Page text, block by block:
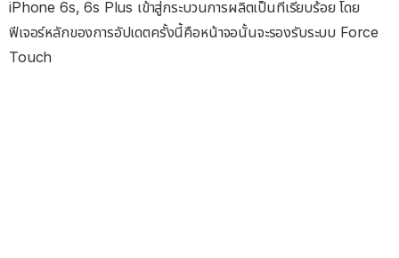
iPhone 6s, 6s Plus เข้าสู่กระบวนการผลิตเป็นที่เรียบร้อย โดย
ฟีเจอร์หลักของการอัปเดตครั้งนี้คือหน้าจอนั้นจะรองรับระบบ Force
Touch